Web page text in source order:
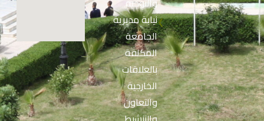
❮نيابة مديرية
الجامعة
المكلفة
بالعلاقات
الخارجية
والتعاون